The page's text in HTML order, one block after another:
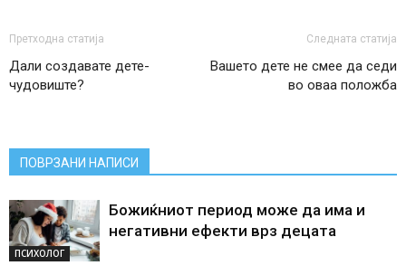
Претходна статија
Дали создавате дете-
чудовиште?
Следната статија
Вашето дете не смее да седи
во оваа положба
ПОВРЗАНИ НАПИСИ
ПСИХОЛОГ
Божиќниот период може да има и
негативни ефекти врз децата